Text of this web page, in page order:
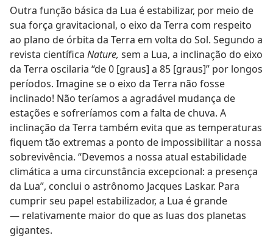
Outra função básica da Lua é estabilizar, por meio de
sua força gravitacional, o eixo da Terra com respeito
ao plano de órbita da Terra em volta do Sol. Segundo a
revista científica Nature, sem a Lua, a inclinação do eixo
da Terra oscilaria “de 0 [graus] a 85 [graus]” por longos
períodos. Imagine se o eixo da Terra não fosse
inclinado! Não teríamos a agradável mudança de
estações e sofreríamos com a falta de chuva. A
inclinação da Terra também evita que as temperaturas
fiquem tão extremas a ponto de impossibilitar a nossa
sobrevivência. “Devemos a nossa atual estabilidade
climática a uma circunstância excepcional: a presença
da Lua”, conclui o astrônomo Jacques Laskar. Para
cumprir seu papel estabilizador, a Lua é grande
— relativamente maior do que as luas dos planetas
gigantes.